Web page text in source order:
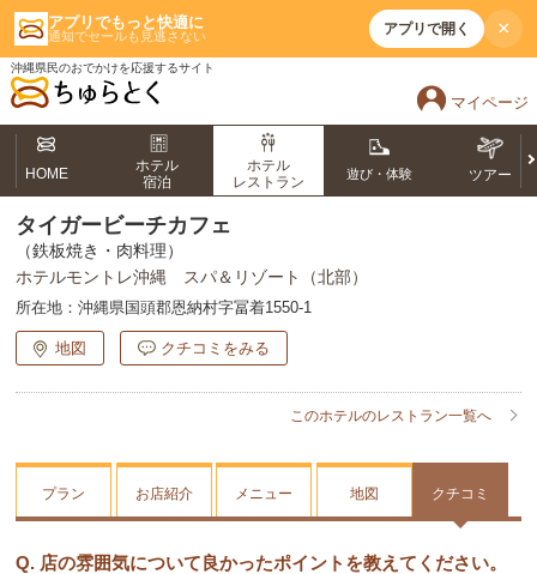
アプリでもっと快適に
通知でセールも見逃さない アプリで開く ×
沖縄県民のおでかけを応援するサイト
マイページ
HOME
ホテル
宿泊
ホテル
レストラン
遊び・体験 ツアー
タイガービーチカフェ
（鉄板焼き・肉料理）
ホテルモントレ沖縄 スパ＆リゾート（北部）
所在地： 沖縄県国頭郡恩納村字冨着1550-1
地図 クチコミをみる
このホテルのレストラン一覧へ
プラン お店紹介 メニュー 地図 クチコミ
Q. 店の雰囲気について良かったポイントを教えてください。